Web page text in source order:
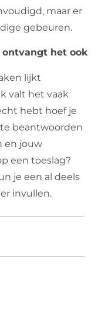
maar er
gebeuren.
het ook
lijkt
valt het vaak
hebt hoef je
beantwoorden
en jouw
een toeslag?
je een al deels
invullen.